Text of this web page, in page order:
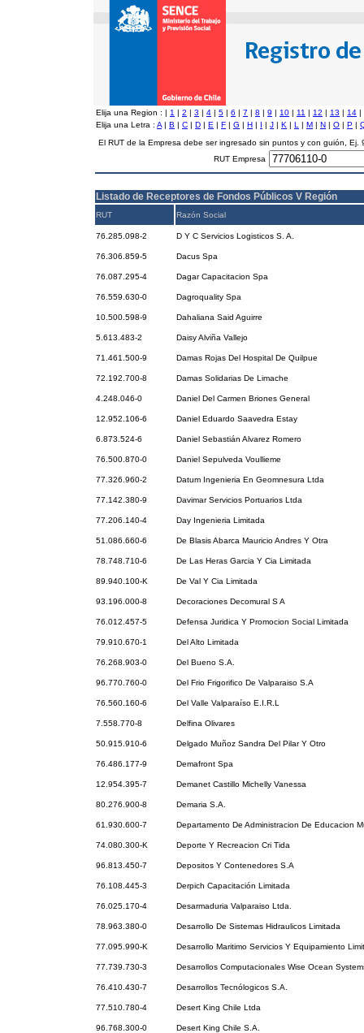
Elija una Region : | 1 | 2 | 3 | 4 | 5 | 6 | 7 | 8 | 9 | 10 | 11 | 12 | 13 | 14 |
Elija una Letra : A | B | C | D | E | F | G | H | I | J | K | L | M | N | O | P |
El RUT de la Empresa debe ser ingresado sin puntos y con guión, Ej.
RUT Empresa
Listado de Receptores de Fondos Públicos V Región
RUT Razón Social
76.285.098-2 D Y C Servicios Logisticos S. A.
76.306.859-5 Dacus Spa
76.087.295-4 Dagar Capacitacion Spa
76.559.630-0 Dagroquality Spa
10.500.598-9 Dahaliana Said Aguirre
5.613.483-2 Daisy Alviña Vallejo
71.461.500-9 Damas Rojas Del Hospital De Quilpue
72.192.700-8 Damas Solidarias De Limache
4.248.046-0 Daniel Del Carmen Briones General
12.952.106-6 Daniel Eduardo Saavedra Estay
6.873.524-6 Daniel Sebastián Alvarez Romero
76.500.870-0 Daniel Sepulveda Voullieme
77.326.960-2 Datum Ingenieria En Geomnesura Ltda
77.142.380-9 Davimar Servicios Portuarios Ltda
77.206.140-4 Day Ingenieria Limitada
51.086.660-6 De Blasis Abarca Mauricio Andres Y Otra
78.748.710-6 De Las Heras Garcia Y Cia Limitada
89.940.100-K De Val Y Cia Limitada
93.196.000-8 Decoraciones Decomural S A
76.012.457-5 Defensa Juridica Y Promocion Social Limitada
79.910.670-1 Del Alto Limitada
76.268.903-0 Del Bueno S.A.
96.770.760-0 Del Frio Frigorifico De Valparaiso S.A
76.560.160-6 Del Valle Valparaíso E.I.R.L
7.558.770-8 Delfina Olivares
50.915.910-6 Delgado Muñoz Sandra Del Pilar Y Otro
76.486.177-9 Demafront Spa
12.954.395-7 Demanet Castillo Michelly Vanessa
80.276.900-8 Demaria S.A.
61.930.600-7 Departamento De Administracion De Educacion
74.080.300-K Deporte Y Recreacion Cri Tida
96.813.450-7 Depositos Y Contenedores S.A
76.108.445-3 Derpich Capacitación Limitada
76.025.170-4 Desarmaduria Valparaiso Ltda.
78.963.380-0 Desarrollo De Sistemas Hidraulicos Limitada
77.095.990-K Desarrollo Maritimo Servicios Y Equipamiento
77.739.730-3 Desarrollos Computacionales Wise Ocean
76.410.430-7 Desarrollos Tecnólogicos S.A.
77.510.780-4 Desert King Chile Ltda
96.768.300-0 Desert King Chile S.A.